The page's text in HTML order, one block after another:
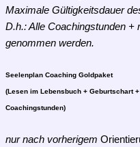
Maximale Gültigkeitsdauer
D.h.: Alle Coachingstunden +
genommen werden.
Seelenplan Coaching Goldpaket
(Lesen im Lebensbuch + Geburtschart
Coachingstunden)
nur nach vorherigem